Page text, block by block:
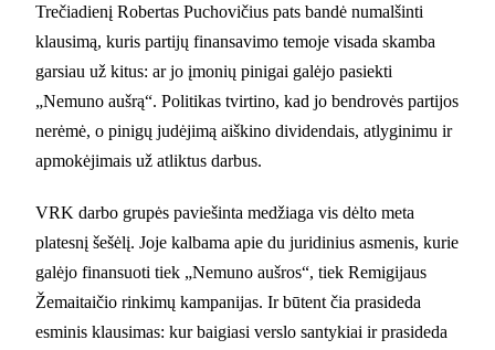
Trečiadienį Robertas Puchovičius pats bandė numalšinti
klausimą, kuris partijų finansavimo temoje visada skamba
garsiau už kitus: ar jo įmonių pinigai galėjo pasiekti
„Nemuno aušrą“. Politikas tvirtino, kad jo bendrovės partijos
nerėmė, o pinigų judėjimą aiškino dividendais, atlyginimu ir
apmokėjimais už atliktus darbus.
VRK darbo grupės paviešinta medžiaga vis dėlto meta
platesnį šešėlį. Joje kalbama apie du juridinius asmenis, kurie
galėjo finansuoti tiek „Nemuno aušros“, tiek Remigijaus
Žemaitaičio rinkimų kampanijas. Ir būtent čia prasideda
esminis klausimas: kur baigiasi verslo santykiai ir prasideda